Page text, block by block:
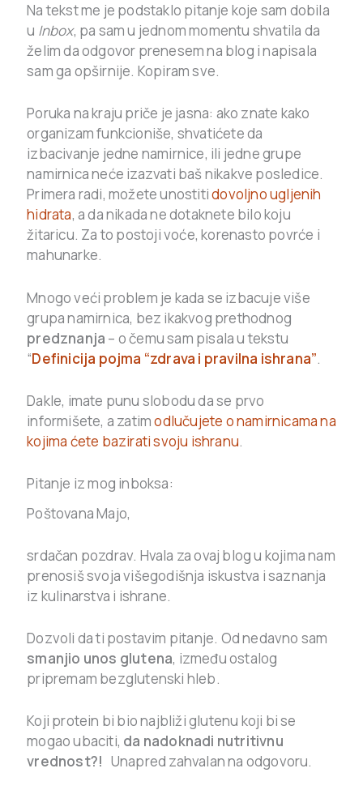
Na tekst me je podstaklo pitanje koje sam dobila
u Inbox, pa sam u jednom momentu shvatila da
želim da odgovor prenesem na blog i napisala
sam ga opširnije. Kopiram sve.
Poruka na kraju priče je jasna: ako znate kako
organizam funkcioniše, shvatićete da
izbacivanje jedne namirnice, ili jedne grupe
namirnica neće izazvati baš nikakve posledice.
Primera radi, možete unostitidovoljno ugljenih
hidrata, a da nikada ne dotaknete bilo koju
žitaricu. Za to postoji voće, korenasto povrće i
mahunarke.
Mnogo veći problem je kada se izbacuje više
grupa namirnica, bez ikakvog prethodnog
predznanja – o čemu sam pisala u tekstu
“Definicija pojma “zdrava i pravilna ishrana”.
Dakle, imate punu slobodu da se prvo
informišete, a zatimodlučujete o namirnicama na
kojima ćete bazirati svoju ishranu.
Pitanje iz mog inboksa:
Poštovana Majo,
srdačan pozdrav. Hvala za ovaj blog u kojima nam
prenosiš svoja višegodišnja iskustva i saznanja
iz kulinarstva i ishrane.
Dozvoli da ti postavim pitanje. Od nedavno sam
smanjio unos glutena, između ostalog
pripremam bezglutenski hleb.
Koji protein bi bio najbliži glutenu koji bi se
mogao ubaciti, da nadoknadi nutritivnu
vrednost?! Unapred zahvalan na odgovoru.